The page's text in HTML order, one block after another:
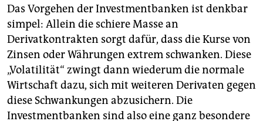
Das Vorgehen der Investmentbanken ist denkbar
simpel: Allein die schiere Masse an
Derivatkontrakten sorgt dafür, dass die Kurse von
Zinsen oder Währungen extrem schwanken. Diese
„Volatilität“ zwingt dann wiederum die normale
Wirtschaft dazu, sich mit weiteren Derivaten gegen
diese Schwankungen abzusichern. Die
Investmentbanken sind also eine ganz besondere